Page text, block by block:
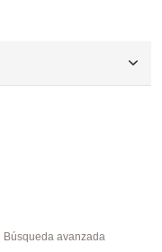
Búsqueda avanzada